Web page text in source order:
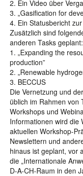
2. Ein Video über
3. „Gasification for
4. Ein Statusbericht
Zusätzlich sind
anderen Tasks geplant:
1. „Expanding the
production”
2. „Renewable
3. BECCUS
Die Vernetzung und
üblich im Rahmen von
Workshops und
Informationen wird die
aktuellen Workshop-
Newslettern und
hinaus ist geplant, vor
die „Internationale
D-A-CH-Raum in den